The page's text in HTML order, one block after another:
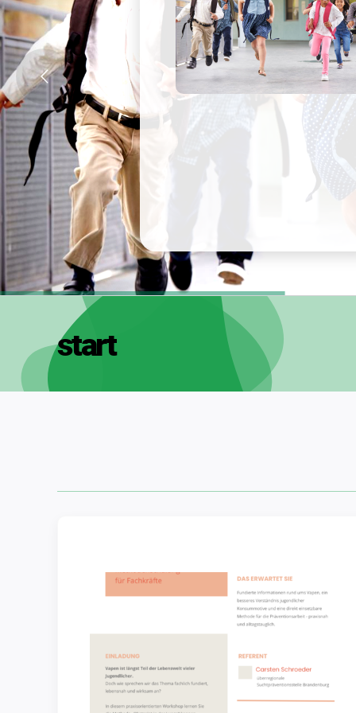
start